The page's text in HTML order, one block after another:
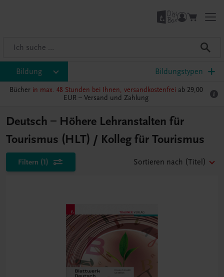
Bildung Bildungstypen
Bücher in max. 48 Stunden bei Ihnen, versandkostenfrei ab 29,00
EUR – Versand und Zahlung
Deutsch – Höhere Lehranstalten für
Tourismus (HLT) / Kolleg für Tourismus
Filtern (1) Sortieren nach (Titel)